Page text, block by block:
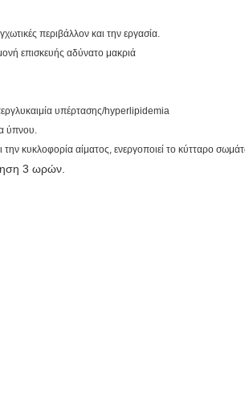
περιβάλλον και την εργασία.
επισκευής αδύνατο μακριά
υπέρτασης/hyperlipidemia
ύπνου.
κυκλοφορία αίματος, ενεργοποιεί το κύτταρο
3 ωρών.